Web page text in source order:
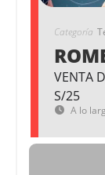
Categoría
VENTA
S/25
A lo